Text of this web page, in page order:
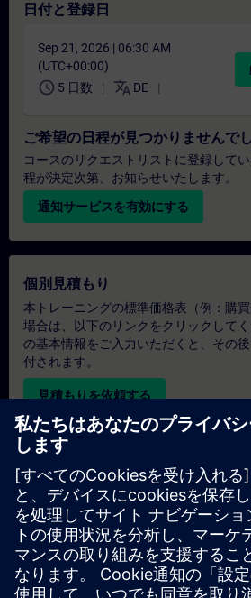
日付と登録日
Sep 21, 2026 | 06:30 AM
(UTC+00:00)
schedule 5 日数 translate DE
ご希望の日程が見つかりませんで
コースのリクエストリストに登録して
程が決定次第、お知らせいたします。
通知サービスを有効にする
個別見積もり
本トレーニングの標準価格表（例：購
場合は、以下のリンクをクリックして
の基本情報をご入力いただくと、その
付されます。
見積もりを依頼する
専用トレーニングのお問い合わせ
オンサイト、オンライン、または当社
センターでの専用トレーニングコース
合は、以下の問い合わせフォームにご
プのお問い合わせは、大人数（6名以上
います。ご連絡先とトレーニングのご
と、当社から見積もりをお送りいたし